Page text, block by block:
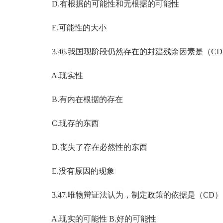
D.有根据的可能性和无根据的可能性
E.可能性的大小
3.46.我国现阶段仍然存在的封建残余因素是（CD
A.现实性
B.有内在根据的存在
C.现存的东西
D.丧失了存在必然性的东西
E.没有原因的现象
3.47.唯物辩证法认为，制定政策的依据是（CD）
A.现实的可能性 B.好的可能性